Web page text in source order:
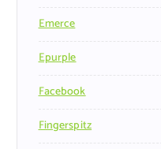
Emerce
Epurple
Facebook
Fingerspitz